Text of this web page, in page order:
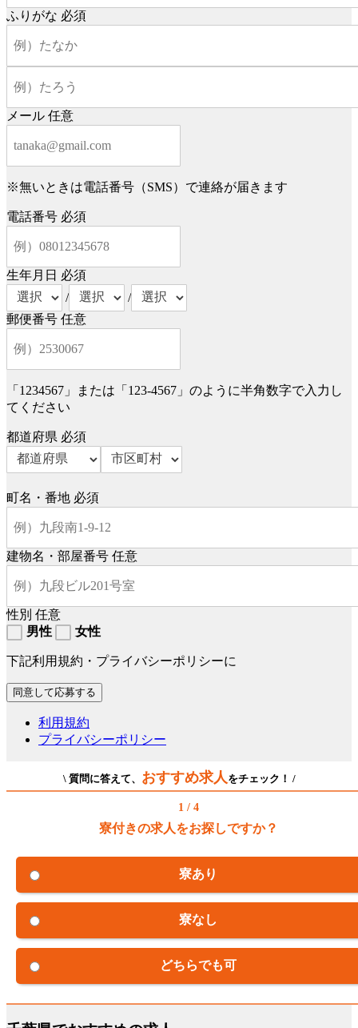
ふりがな 必須
メール 任意
※無いときは電話番号（SMS）で連絡が届きます
電話番号 必須
生年月日 必須
/
/
郵便番号 任意
「1234567」または「123-4567」のように半角数字で入力し
てください
都道府県 必須
町名・番地 必須
建物名・部屋番号 任意
性別 任意
男性
女性
下記利用規約・プライバシーポリシーに
利用規約
プライバシーポリシー
\ 質問に答えて、 おすすめ求人 をチェック！ /
1 / 4
寮付きの求人をお探しですか？
寮あり
寮なし
どちらでも可